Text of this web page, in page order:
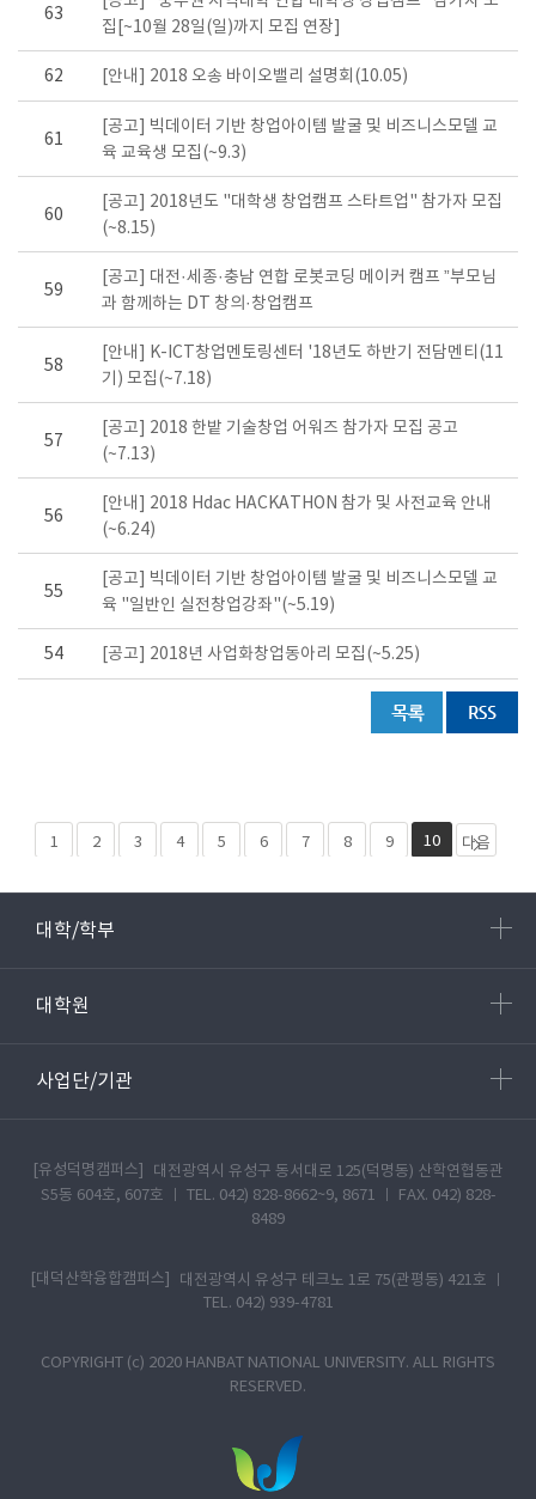
63
집[~10월 28일(일)까지 모집 연장]
62 [안내] 2018 오송 바이오밸리 설명회(10.05)
61
[공고] 빅데이터 기반 창업아이템 발굴 및 비즈니스모델 교
육 교육생 모집(~9.3)
60
[공고] 2018년도 "대학생 창업캠프 스타트업" 참가자 모집
(~8.15)
59
[공고] 대전·세종·충남 연합 로봇코딩 메이커 캠프 ”부모님
과 함께하는 DT 창의·창업캠프
58
[안내] K-ICT창업멘토링센터 '18년도 하반기 전담멘티(11
기) 모집(~7.18)
57
[공고] 2018 한밭 기술창업 어워즈 참가자 모집 공고
(~7.13)
56
[안내] 2018 Hdac HACKATHON 참가 및 사전교육 안내
(~6.24)
55
[공고] 빅데이터 기반 창업아이템 발굴 및 비즈니스모델 교
육 "일반인 실전창업강좌"(~5.19)
54 [공고] 2018년 사업화창업동아리 모집(~5.25)
1 2 3 4 5 6 7 8 9 10
다음
대학/학부
대학원
사업단/기관
[유성덕명캠퍼스]
대전광역시 유성구 동서대로 125(덕명동) 산학연협동관
S5동 604호, 607호 ㅣ TEL. 042) 828-8662~9, 8671 ㅣ FAX. 042) 828-
8489
[대덕산학융합캠퍼스]
대전광역시 유성구 테크노 1로 75(관평동) 421호 ㅣ
TEL. 042) 939-4781
COPYRIGHT (c) 2020 HANBAT NATIONAL UNIVERSITY. ALL RIGHTS
RESERVED.